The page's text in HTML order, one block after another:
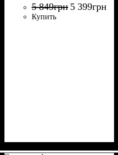
5 849грн 5 399грн
Купить